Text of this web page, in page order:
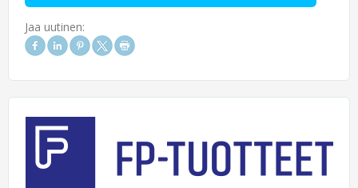
Jaa uutinen: